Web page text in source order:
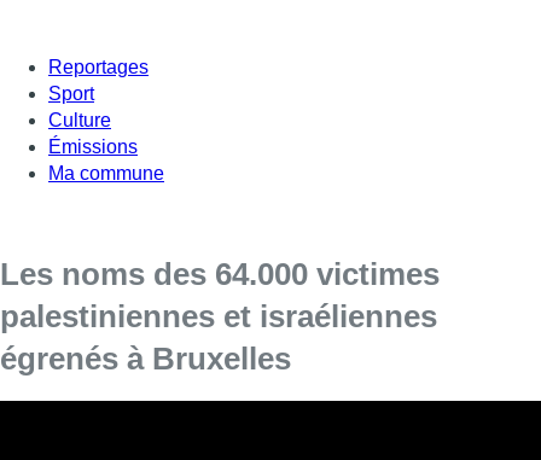
Reportages
Sport
Culture
Émissions
Ma commune
Les noms des 64.000 victimes
palestiniennes et israéliennes
égrenés à Bruxelles